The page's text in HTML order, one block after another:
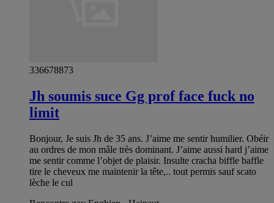
336678873
Jh soumis suce Gg prof face fuck no
limit
Bonjour, Je suis Jh de 35 ans. J’aime me sentir humilier. Obéir
au ordres de mon mâle très dominant. J’aime aussi hard j’aime
me sentir comme l’objet de plaisir. Insulte cracha biffle baffle
tire le cheveux me maintenir la tête,.. tout permis sauf scato
lèche le cul